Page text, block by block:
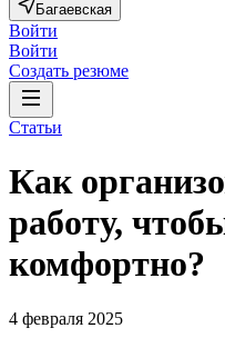
Багаевская
Войти
Войти
Создать резюме
Статьи
Как
работу,
комфортно?
4 февраля 2025